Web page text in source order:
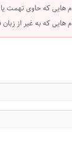
هایی که حاوی تهمت
هایی که به غیر از